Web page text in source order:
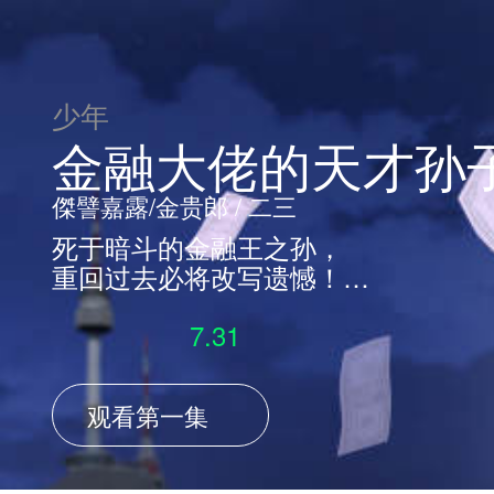
少年
金融大佬的天才孙
傑譬嘉露/金贵郎 / 二三
死于暗斗的金融王之孙，
重回过去必将改写遗憾！
金武赫是连A国财阀都要退让三分
的传奇放贷王的外孙。 他能登上
连黑X会都害怕的放贷王的宝座
吗？ 被称为A国金融王的千泰山的
外孙金武赫，为了分到外公的遗产
与舅舅们斗争。莫名惨遭杀害的武
赫回到了1990年，那时他才17岁。
7.31
观看第一集